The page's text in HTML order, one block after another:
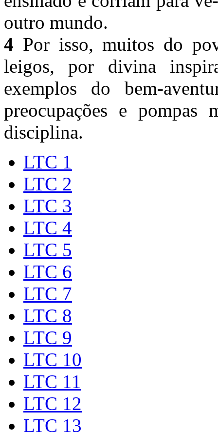
outro mundo.
4 Por isso, muitos do
leigos, por divina
exemplos do bem-
preocupações e pompas
disciplina.
LTC 1
LTC 2
LTC 3
LTC 4
LTC 5
LTC 6
LTC 7
LTC 8
LTC 9
LTC 10
LTC 11
LTC 12
LTC 13